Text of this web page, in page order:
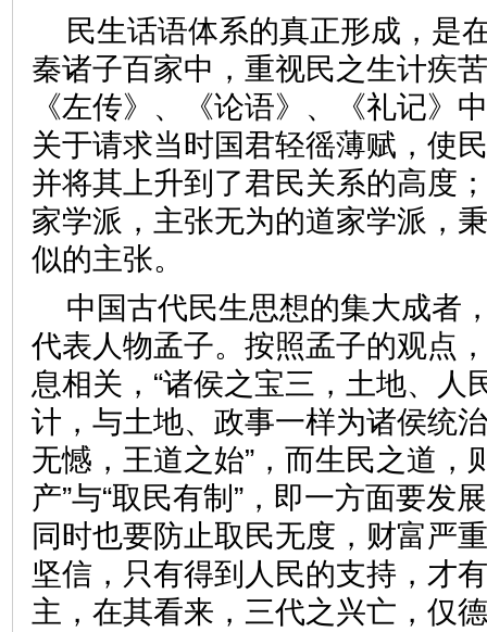
民生话语体系的真正形成，是
秦诸子百家中，重视民之生计疾
《左传》、《论语》、《礼记》
关于请求当时国君轻徭薄赋，使
并将其上升到了君民关系的高度
家学派，主张无为的道家学派，
似的主张。
中国古代民生思想的集大成者
代表人物孟子。按照孟子的观点
息相关，“诸侯之宝三，土地、人
计，与土地、政事一样为诸侯统
无憾，王道之始”，而生民之道，
产”与“取民有制”，即一方面要发
同时也要防止取民无度，财富严
坚信，只有得到人民的支持，才
主，在其看来，三代之兴亡，仅